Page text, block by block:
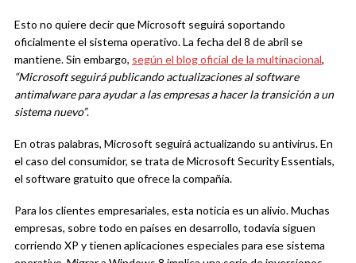
Esto no quiere decir que Microsoft seguirá soportando
oficialmente el sistema operativo. La fecha del 8 de abril se
mantiene. Sin embargo, según el blog oficial de la multinacional,
“Microsoft seguirá publicando actualizaciones al software
antimalware para ayudar a las empresas a hacer la transición a un
sistema nuevo”.
En otras palabras, Microsoft seguirá actualizando su antivirus. En
el caso del consumidor, se trata de Microsoft Security Essentials,
el software gratuito que ofrece la compañía.
Para los clientes empresariales, esta noticia es un alivio. Muchas
empresas, sobre todo en países en desarrollo, todavía siguen
corriendo XP y tienen aplicaciones especiales para ese sistema